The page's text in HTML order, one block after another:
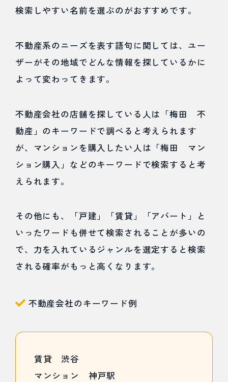
検索しやすい名前を選ぶのがおすすめです。
不動産系のニーズを表す語句に関しては、ユー
ザーがその地域でどんな情報を探しているかに
よって変わってきます。
不動産会社の店舗を探している人は「梅田 不
動産」のキーワードで調べると考えられます
が、マンションを購入したい人は「梅田 マン
ション購入」などのキーワードで検索すると考
えられます。
その他にも、「戸建」「賃貸」「アパート」と
いったワードも併せて検索されることが多いの
で、力を入れているジャンルを選定すると検索
される確率がもっと高くなります。
不動産会社のキーワード例
賃貸 渋谷
マンション 神戸駅